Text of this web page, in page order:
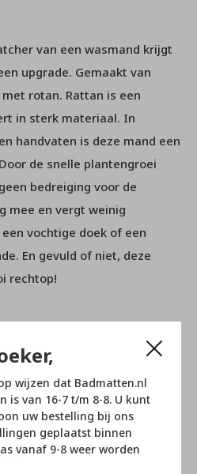
wijzen dat Badmatten.nl
is van 16-7 t/m 8-8. U kunt
uw bestelling bij ons
geplaatst binnen
vanaf 9-8 weer worden
van een wasmand krijgt
upgrade. Gemaakt van
rotan. Rattan is een
in sterk materiaal. In
handvaten is deze mand een
de snelle plantengroei
bedreiging voor de
mee en vergt weinig
vochtige doek of een
En gevuld of niet, deze
rechtop!
en wasbaar